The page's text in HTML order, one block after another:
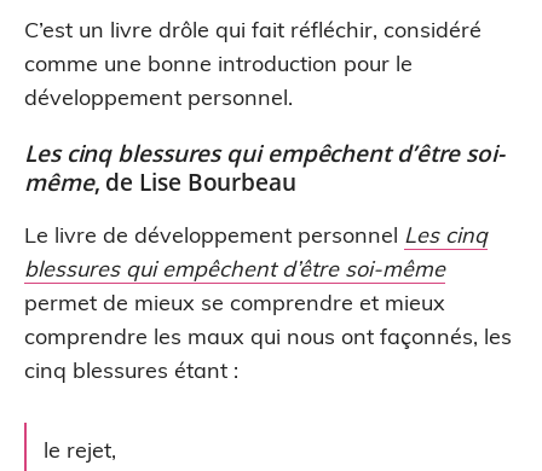
C’est un livre drôle qui fait réfléchir, considéré
comme une bonne introduction pour le
développement personnel.
Les cinq blessures qui empêchent d’être soi-
même, de Lise Bourbeau
Le livre de développement personnel Les cinq
blessures qui empêchent d’être soi-même
permet de mieux se comprendre et mieux
comprendre les maux qui nous ont façonnés, les
cinq blessures étant :
le rejet,